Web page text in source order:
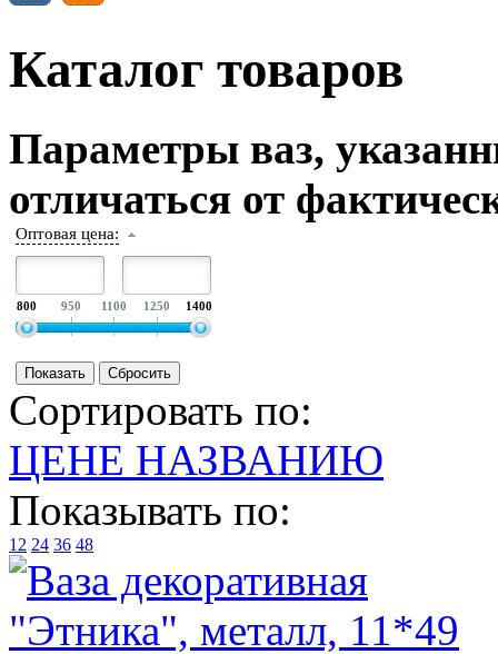
Каталог товаров
Параметры ваз,
отличаться от
Оптовая цена:
800 950 1100 1250 1400
Сортировать по:
ЦЕНЕ НАЗВАНИЮ
Показывать по:
12 24 36 48